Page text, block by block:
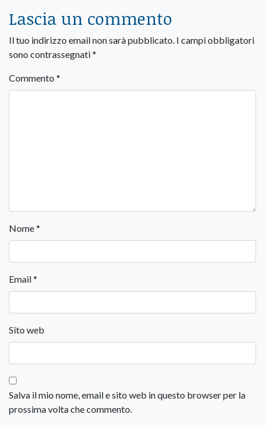
Lascia un commento
Il tuo indirizzo email non sarà pubblicato. I campi obbligatori
sono contrassegnati*
Commento *
Nome*
Email*
Sito web
Salva il mio nome, email e sito web in questo browser per la
prossima volta che commento.